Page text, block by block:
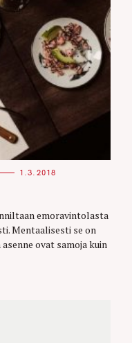
1.3.2018
emoravintolasta
Mentaalisesti se on
ovat samoja kuin